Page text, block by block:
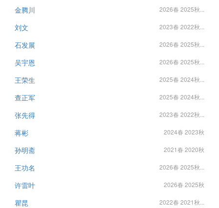
金腾川 2026春 2025秋...
刘文 2023春 2022秋...
石发展 2026春 2025秋...
吴宇恩 2026春 2025秋...
王荣生 2025春 2024秋...
查正军 2025春 2024秋...
张先得 2023春 2022秋...
蒋彬 2024春 2023秋
孙明斋 2021春 2020秋
王功名 2026春 2025秋...
许雷叶 2026春 2025秋
瞿昆 2022春 2021秋...